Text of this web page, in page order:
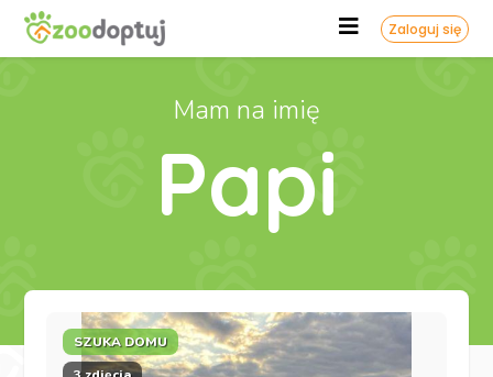
Zaloguj się
Mam na imię
Papi
SZUKA DOMU